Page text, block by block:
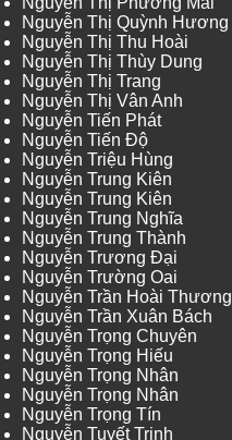
Nguyễn Thị Quỳnh Hương
Nguyễn Thị Thu Hoài
Nguyễn Thị Thùy Dung
Nguyễn Thị Trang
Nguyễn Thị Vân Anh
Nguyễn Tiến Phát
Nguyễn Tiến Độ
Nguyễn Triệu Hùng
Nguyễn Trung Kiên
Nguyễn Trung Kiên
Nguyễn Trung Nghĩa
Nguyễn Trung Thành
Nguyễn Trương Đại
Nguyễn Trường Oai
Nguyễn Trần Hoài Thương
Nguyễn Trần Xuân Bách
Nguyễn Trọng Chuyên
Nguyễn Trọng Hiếu
Nguyễn Trọng Nhân
Nguyễn Trọng Nhân
Nguyễn Trọng Tín
Nguyễn Tuyết Trinh